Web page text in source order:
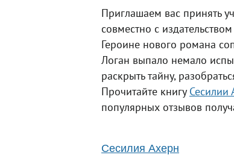
Приглашаем вас принять
совместно с издательством
Героине нового романа
Логан выпало немало
раскрыть тайну,
Прочитайте книгу Сесилии
популярных отзывов
Сесилия Ахерн